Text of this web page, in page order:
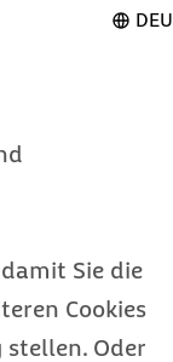
DEU
Sie die
Cookies
stellen. Oder